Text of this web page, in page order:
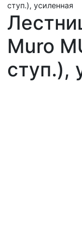
ступ.), усиленная
Muro
ступ.),